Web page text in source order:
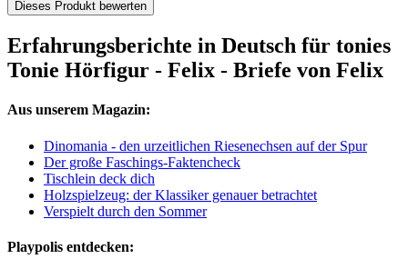
Dieses Produkt bewerten
Erfahrungsberichte in Deutsch für tonies
Tonie Hörfigur - Felix - Briefe von Felix
Aus unserem Magazin:
Dinomania - den urzeitlichen Riesenechsen auf der Spur
Der große Faschings-Faktencheck
Tischlein deck dich
Holzspielzeug: der Klassiker genauer betrachtet
Verspielt durch den Sommer
Playpolis entdecken: